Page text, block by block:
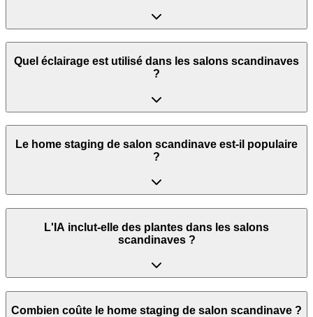
Quel éclairage est utilisé dans les salons scandinaves
?
Le home staging de salon scandinave est-il populaire
?
L'IA inclut-elle des plantes dans les salons
scandinaves ?
Combien coûte le home staging de salon scandinave ?